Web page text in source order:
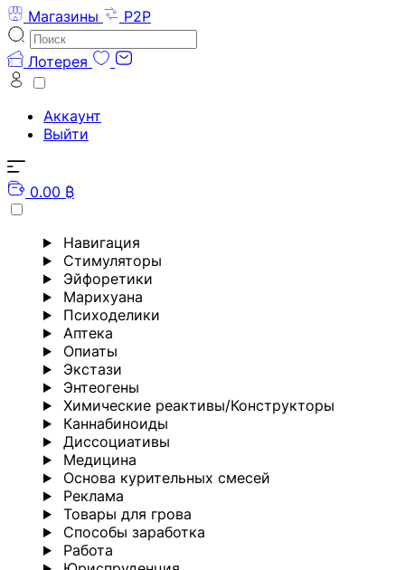
Магазины
P2P
Лотерея
Аккаунт
Выйти
0.00 ₿
Навигация
Стимуляторы
Эйфоретики
Марихуана
Психоделики
Аптека
Опиаты
Экстази
Энтеогены
Химические реактивы/Конструкторы
Каннабиноиды
Диссоциативы
Медицина
Основа курительных смесей
Реклама
Товары для грова
Способы заработка
Работа